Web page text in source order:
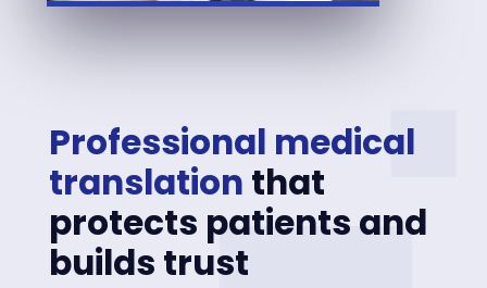
Professional medical
translation that
protects patients and
builds trust